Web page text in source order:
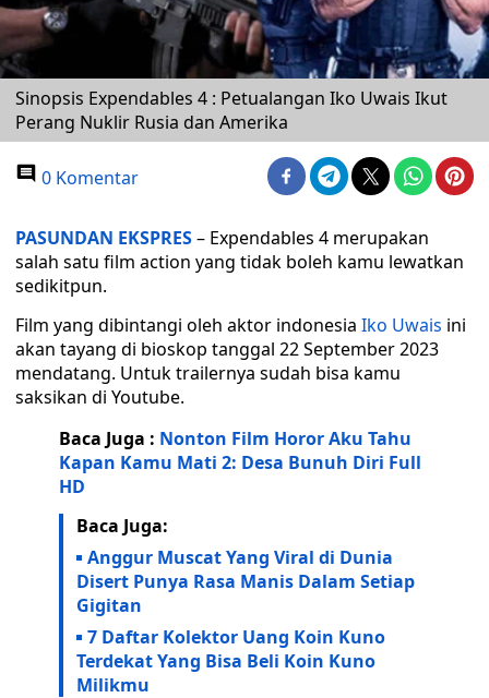
Sinopsis Expendables 4 : Petualangan Iko Uwais Ikut
Perang Nuklir Rusia dan Amerika
0 Komentar
PASUNDAN EKSPRES– Expendables 4 merupakan
salah satu film action yang tidak boleh kamu lewatkan
sedikitpun.
Film yang dibintangi oleh aktor indonesia Iko Uwais ini
akan tayang di bioskop tanggal 22 September 2023
mendatang. Untuk trailernya sudah bisa kamu
saksikan di Youtube.
Baca Juga : Nonton Film Horor Aku Tahu
Kapan Kamu Mati 2: Desa Bunuh Diri Full
HD
Baca Juga:
Anggur Muscat Yang Viral di Dunia
Disert Punya Rasa Manis Dalam Setiap
Gigitan
7 Daftar Kolektor Uang Koin Kuno
Terdekat Yang Bisa Beli Koin Kuno
Milikmu